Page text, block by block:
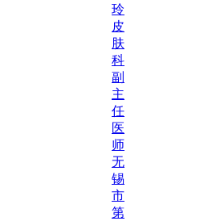
玲
皮
肤
科
副
主
任
医
师
无
锡
市
第